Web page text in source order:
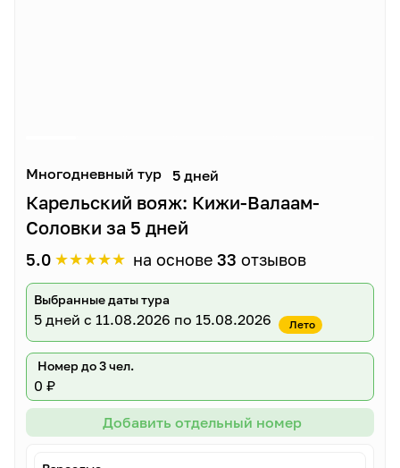
Многодневный тур 5 дней
Карельский вояж: Кижи-Валаам-
Соловки за 5 дней
5.0 ★★★★★ на основе 33 отзывов
Выбранные даты тура
5 дней с 11.08.2026 по 15.08.2026 Лето
Номер до 3 чел.
0 ₽
Добавить отдельный номер